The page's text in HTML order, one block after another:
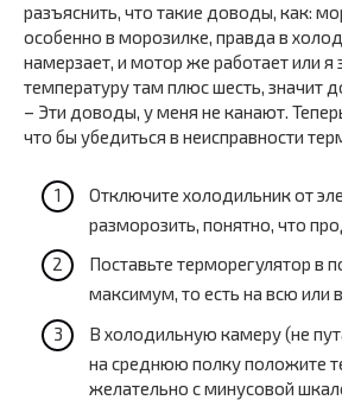
разъяснить, что такие доводы, как:
особенно в морозилке, правда в
намерзает, и мотор же работает или я
температуру там плюс шесть, значит
– Эти доводы, у меня не канают.
что бы убедиться в неисправности
Отключите холодильник от
разморозить, понятно, что
Поставьте терморегулятор в
максимум, то есть на всю или
В холодильную камеру (не
на среднюю полку положите
желательно с минусовой